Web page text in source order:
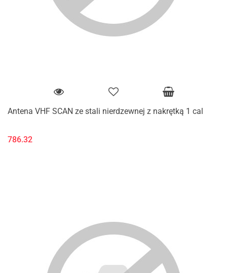
Antena VHF SCAN ze stali nierdzewnej z nakrętką 1 cal
786.32